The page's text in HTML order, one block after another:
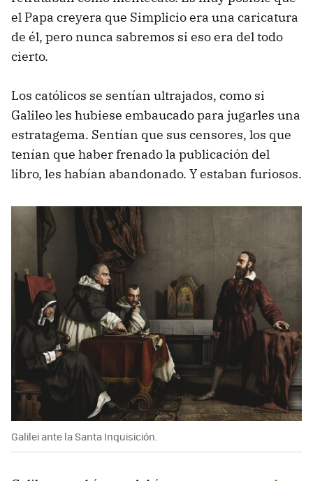
el Papa creyera que Simplicio era una caricatura
de él, pero nunca sabremos si eso era del todo
cierto.
Los católicos se sentían ultrajados, como si
Galileo les hubiese embaucado para jugarles una
estratagema. Sentían que sus censores, los que
tenían que haber frenado la publicación del
libro, les habían abandonado. Y estaban furiosos.
Galilei ante la Santa Inquisición.